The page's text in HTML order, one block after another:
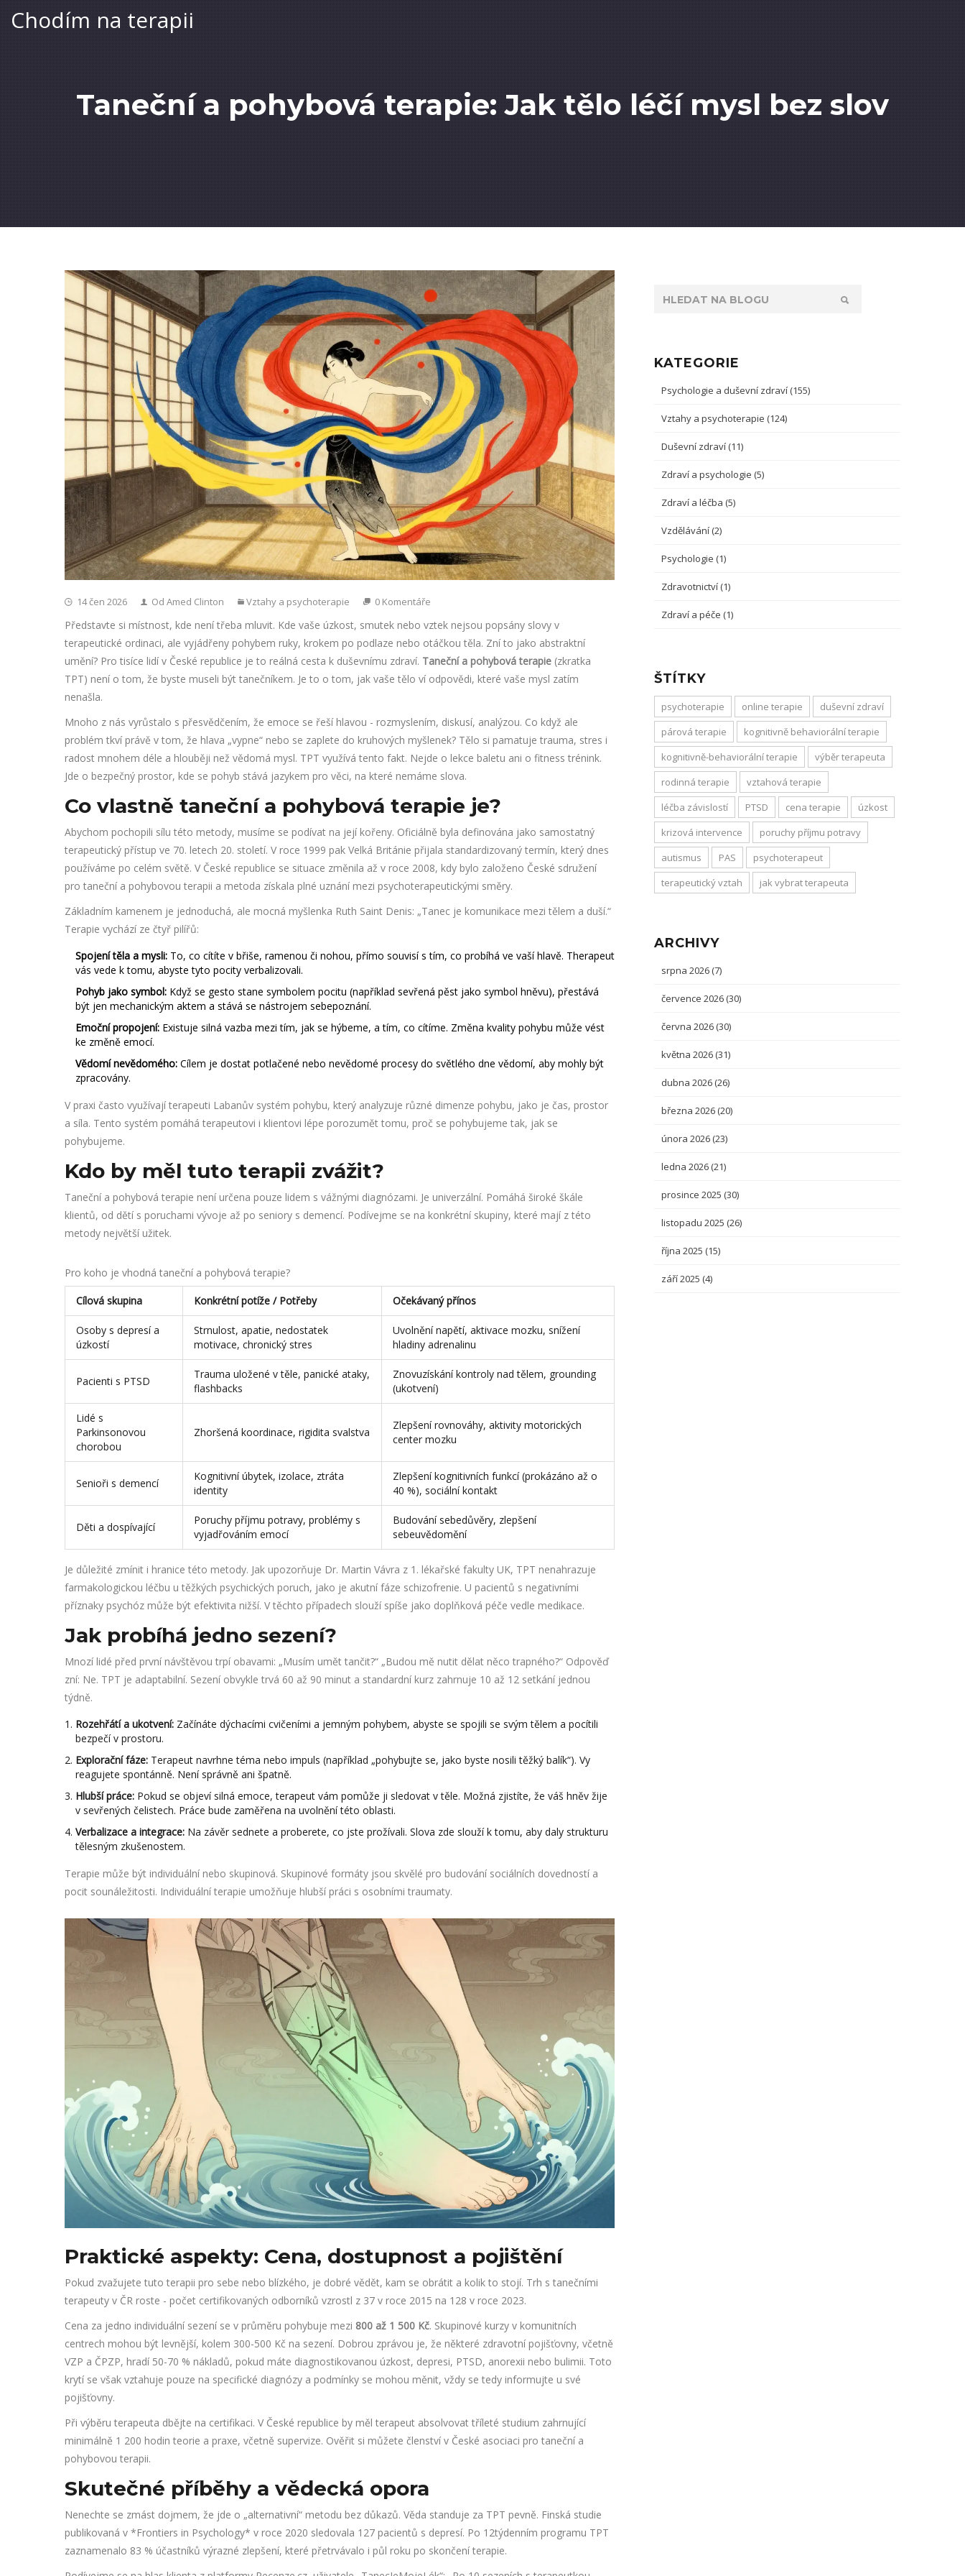
Chodím na terapii
Taneční a pohybová terapie: Jak tělo léčí mysl bez slov
14 čen 2026 Od Amed Clinton Vztahy a psychoterapie 0 Komentáře
Představte si místnost, kde není třeba mluvit. Kde vaše úzkost, smutek nebo vztek nejsou popsány slovy v
terapeutické ordinaci, ale vyjádřeny pohybem ruky, krokem po podlaze nebo otáčkou těla. Zní to jako abstraktní
umění? Pro tisíce lidí v České republice je to reálná cesta k duševnímu zdraví. Taneční a pohybová terapie (zkratka
TPT) není o tom, že byste museli být tanečníkem. Je to o tom, jak vaše tělo ví odpovědi, které vaše mysl zatím
nenašla.
Mnoho z nás vyrůstalo s přesvědčením, že emoce se řeší hlavou - rozmyslením, diskusí, analýzou. Co když ale
problém tkví právě v tom, že hlava „vypne“ nebo se zaplete do kruhových myšlenek? Tělo si pamatuje trauma, stres i
radost mnohem déle a hlouběji než vědomá mysl. TPT využívá tento fakt. Nejde o lekce baletu ani o fitness trénink.
Jde o bezpečný prostor, kde se pohyb stává jazykem pro věci, na které nemáme slova.
Co vlastně taneční a pohybová terapie je?
Abychom pochopili sílu této metody, musíme se podívat na její kořeny. Oficiálně byla definována jako samostatný
terapeutický přístup ve 70. letech 20. století. V roce 1999 pak Velká Británie přijala standardizovaný termín, který dnes
používáme po celém světě. V České republice se situace změnila až v roce 2008, kdy bylo založeno České sdružení
pro taneční a pohybovou terapii a metoda získala plné uznání mezi psychoterapeutickými směry.
Základním kamenem je jednoduchá, ale mocná myšlenka Ruth Saint Denis: „Tanec je komunikace mezi tělem a duší.“
Terapie vychází ze čtyř pilířů:
Spojení těla a mysli: To, co cítíte v břiše, ramenou či nohou, přímo souvisí s tím, co probíhá ve vaší hlavě. Therapeut
vás vede k tomu, abyste tyto pocity verbalizovali.
Pohyb jako symbol: Když se gesto stane symbolem pocitu (například sevřená pěst jako symbol hněvu), přestává
být jen mechanickým aktem a stává se nástrojem sebepoznání.
Emoční propojení: Existuje silná vazba mezi tím, jak se hýbeme, a tím, co cítíme. Změna kvality pohybu může vést
ke změně emocí.
Vědomí nevědomého: Cílem je dostat potlačené nebo nevědomé procesy do světlého dne vědomí, aby mohly být
zpracovány.
V praxi často využívají terapeuti Labanův systém pohybu, který analyzuje různé dimenze pohybu, jako je čas, prostor
a síla. Tento systém pomáhá terapeutovi i klientovi lépe porozumět tomu, proč se pohybujeme tak, jak se
pohybujeme.
Kdo by měl tuto terapii zvážit?
Taneční a pohybová terapie není určena pouze lidem s vážnými diagnózami. Je univerzální. Pomáhá široké škále
klientů, od dětí s poruchami vývoje až po seniory s demencí. Podívejme se na konkrétní skupiny, které mají z této
metody největší užitek.
Pro koho je vhodná taneční a pohybová terapie?
Cílová skupina Konkrétní potíže / Potřeby Očekávaný přínos
Osoby s depresí a
úzkostí
Strnulost, apatie, nedostatek
motivace, chronický stres
Uvolnění napětí, aktivace mozku, snížení
hladiny adrenalinu
Pacienti s PTSD
Trauma uložené v těle, panické ataky,
flashbacks
Znovuzískání kontroly nad tělem, grounding
(ukotvení)
Lidé s
Parkinsonovou
chorobou
Zhoršená koordinace, rigidita svalstva
Zlepšení rovnováhy, aktivity motorických
center mozku
Senioři s demencí
Kognitivní úbytek, izolace, ztráta
identity
Zlepšení kognitivních funkcí (prokázáno až o
40 %), sociální kontakt
Děti a dospívající
Poruchy příjmu potravy, problémy s
vyjadřováním emocí
Budování sebedůvěry, zlepšení
sebeuvědomění
Je důležité zmínit i hranice této metody. Jak upozorňuje Dr. Martin Vávra z 1. lékařské fakulty UK, TPT nenahrazuje
farmakologickou léčbu u těžkých psychických poruch, jako je akutní fáze schizofrenie. U pacientů s negativními
příznaky psychóz může být efektivita nižší. V těchto případech slouží spíše jako doplňková péče vedle medikace.
Jak probíhá jedno sezení?
Mnozí lidé před první návštěvou trpí obavami: „Musím umět tančit?“ „Budou mě nutit dělat něco trapného?“ Odpověď
zní: Ne. TPT je adaptabilní. Sezení obvykle trvá 60 až 90 minut a standardní kurz zahrnuje 10 až 12 setkání jednou
týdně.
Rozehřátí a ukotvení: Začínáte dýchacími cvičeními a jemným pohybem, abyste se spojili se svým tělem a pocítili
bezpečí v prostoru.
Explorační fáze: Terapeut navrhne téma nebo impuls (například „pohybujte se, jako byste nosili těžký balík“). Vy
reagujete spontánně. Není správně ani špatně.
Hlubší práce: Pokud se objeví silná emoce, terapeut vám pomůže ji sledovat v těle. Možná zjistíte, že váš hněv žije
v sevřených čelistech. Práce bude zaměřena na uvolnění této oblasti.
Verbalizace a integrace: Na závěr sednete a proberete, co jste prožívali. Slova zde slouží k tomu, aby daly strukturu
tělesným zkušenostem.
Terapie může být individuální nebo skupinová. Skupinové formáty jsou skvělé pro budování sociálních dovedností a
pocit sounáležitosti. Individuální terapie umožňuje hlubší práci s osobními traumaty.
Praktické aspekty: Cena, dostupnost a pojištění
Pokud zvažujete tuto terapii pro sebe nebo blízkého, je dobré vědět, kam se obrátit a kolik to stojí. Trh s tanečními
terapeuty v ČR roste - počet certifikovaných odborníků vzrostl z 37 v roce 2015 na 128 v roce 2023.
Cena za jedno individuální sezení se v průměru pohybuje mezi 800 až 1 500 Kč. Skupinové kurzy v komunitních
centrech mohou být levnější, kolem 300-500 Kč na sezení. Dobrou zprávou je, že některé zdravotní pojišťovny, včetně
VZP a ČPZP, hradí 50-70 % nákladů, pokud máte diagnostikovanou úzkost, depresi, PTSD, anorexii nebo bulimii. Toto
krytí se však vztahuje pouze na specifické diagnózy a podmínky se mohou měnit, vždy se tedy informujte u své
pojišťovny.
Při výběru terapeuta dbějte na certifikaci. V České republice by měl terapeut absolvovat tříleté studium zahrnující
minimálně 1 200 hodin teorie a praxe, včetně supervize. Ověřit si můžete členství v České asociaci pro taneční a
pohybovou terapii.
Skutečné příběhy a vědecká opora
Nenechte se zmást dojmem, že jde o „alternativní“ metodu bez důkazů. Věda standuje za TPT pevně. Finská studie
publikovaná v *Frontiers in Psychology* v roce 2020 sledovala 127 pacientů s depresí. Po 12týdenním programu TPT
zaznamenalo 83 % účastníků výrazné zlepšení, které přetrvávalo i půl roku po skončení terapie.
KATEGORIE
Psychologie a duševní zdraví (155)
Vztahy a psychoterapie (124)
Duševní zdraví (11)
Zdraví a psychologie (5)
Zdraví a léčba (5)
Vzdělávání (2)
Psychologie (1)
Zdravotnictví (1)
Zdraví a péče (1)
ŠTÍTKY
psychoterapie online terapie
duševní zdraví
párová terapie
kognitivně behaviorální terapie
kognitivně-behaviorální terapie
výběr terapeuta
rodinná terapie
vztahová terapie
léčba závislostí
PTSD cena terapie
úzkost
krizová intervence
poruchy příjmu potravy
autismus
PAS
psychoterapeut
terapeutický vztah
jak vybrat terapeuta
ARCHIVY
srpna 2026 (7)
července 2026 (30)
června 2026 (30)
května 2026 (31)
dubna 2026 (26)
března 2026 (20)
února 2026 (23)
ledna 2026 (21)
prosince 2025 (30)
listopadu 2025 (26)
října 2025 (15)
září 2025 (4)